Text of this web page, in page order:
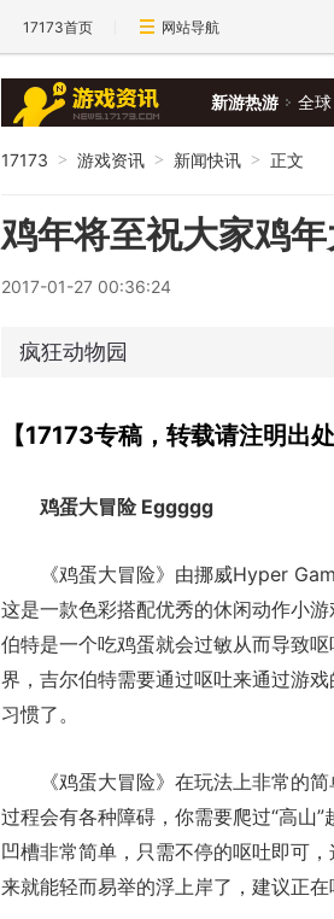
17173首页 网站导航
新游热游 全球
17173 > 游戏资讯 > 新闻快讯 > 正文
鸡年将至祝大家鸡
2017-01-27 00:36:24
疯狂动物园
【17173专稿，转载请注明出处
鸡蛋大冒险 Eggggg
《鸡蛋大冒险》由挪威Hyper
这是一款色彩搭配优秀的休闲动作小
伯特是一个吃鸡蛋就会过敏从而导致
界，吉尔伯特需要通过呕吐来通过游
习惯了。
《鸡蛋大冒险》在玩法上非常的
过程会有各种障碍，你需要爬过“高山
凹槽非常简单，只需不停的呕吐即可
来就能轻而易举的浮上岸了，建议正